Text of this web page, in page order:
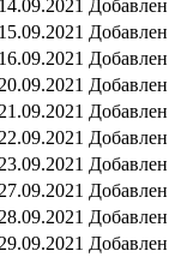
14.09.2021 Добавлен
15.09.2021 Добавлен
16.09.2021 Добавлен
20.09.2021 Добавлен
21.09.2021 Добавлен
22.09.2021 Добавлен
23.09.2021 Добавлен
27.09.2021 Добавлен
28.09.2021 Добавлен
29.09.2021 Добавлен